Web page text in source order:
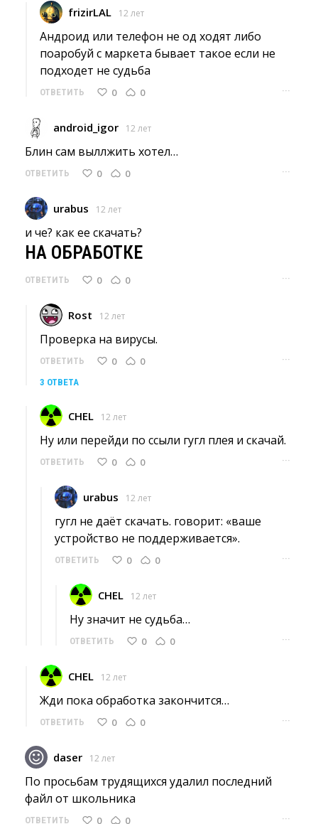
frizirLAL 12 лет
Андроид или телефон не од ходят либо
поаробуй с маркета бывает такое если не
подходет не судьба
ОТВЕТИТЬ 0 0 ···
android_igor 12 лет
Блин сам выллжить хотел…
ОТВЕТИТЬ 0 0 ···
urabus 12 лет
и че? как ее скачать?
НА ОБРАБОТКЕ
ОТВЕТИТЬ 0 0 ···
Rost 12 лет
Проверка на вирусы.
ОТВЕТИТЬ 0 0 ···
3 ОТВЕТА
CHEL 12 лет
Ну или перейди по ссыли гугл плея и скачай.
ОТВЕТИТЬ 0 0 ···
urabus 12 лет
гугл не даёт скачать. говорит: «ваше
устройство не поддерживается».
ОТВЕТИТЬ 0 0 ···
CHEL 12 лет
Ну значит не судьба…
ОТВЕТИТЬ 0 0 ···
CHEL 12 лет
Жди пока обработка закончится…
ОТВЕТИТЬ 0 0 ···
daser 12 лет
По просьбам трудящихся удалил последний
файл от школьника
ОТВЕТИТЬ 0 0 ···